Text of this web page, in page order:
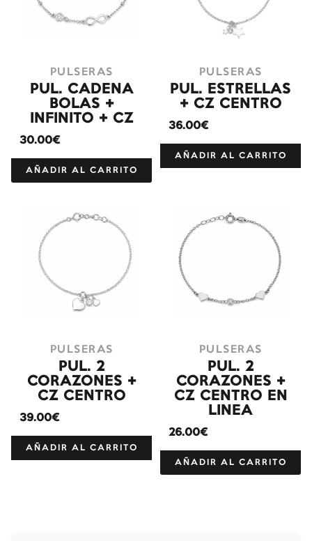
PULSERAS
PUL. CADENA
BOLAS +
INFINITO + CZ
30.00€
AÑADIR AL CARRITO
PULSERAS
PUL. ESTRELLAS
+ CZ CENTRO
36.00€
AÑADIR AL CARRITO
PULSERAS
PUL. 2
CORAZONES +
CZ CENTRO
39.00€
AÑADIR AL CARRITO
PULSERAS
PUL. 2
CORAZONES +
CZ CENTRO EN
LINEA
26.00€
AÑADIR AL CARRITO